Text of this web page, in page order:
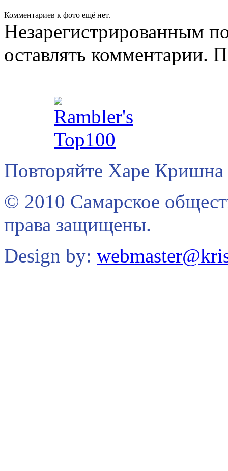
Комментариев к фото ещё нет.
Незарегистрированным
оставлять комментарии.
Повторяйте Харе Кришна
© 2010 Самарское
права защищены.
Design by: